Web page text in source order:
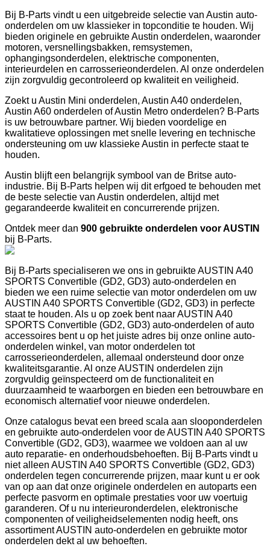
Bij B-Parts vindt u een uitgebreide selectie van Austin auto-
onderdelen om uw klassieker in topconditie te houden. Wij
bieden originele en gebruikte Austin onderdelen, waaronder
motoren, versnellingsbakken, remsystemen,
ophangingsonderdelen, elektrische componenten,
interieurdelen en carrosserieonderdelen. Al onze onderdelen
zijn zorgvuldig gecontroleerd op kwaliteit en veiligheid.
Zoekt u Austin Mini onderdelen, Austin A40 onderdelen,
Austin A60 onderdelen of Austin Metro onderdelen? B-Parts
is uw betrouwbare partner. Wij bieden voordelige en
kwalitatieve oplossingen met snelle levering en technische
ondersteuning om uw klassieke Austin in perfecte staat te
houden.
Austin blijft een belangrijk symbool van de Britse auto-
industrie. Bij B-Parts helpen wij dit erfgoed te behouden met
de beste selectie van Austin onderdelen, altijd met
gegarandeerde kwaliteit en concurrerende prijzen.
Ontdek meer dan 900 gebruikte onderdelen voor AUSTIN
bij B-Parts.
Bij B-Parts specialiseren we ons in gebruikte AUSTIN A40
SPORTS Convertible (GD2, GD3) auto-onderdelen en
bieden we een ruime selectie van motor onderdelen om uw
AUSTIN A40 SPORTS Convertible (GD2, GD3) in perfecte
staat te houden. Als u op zoek bent naar AUSTIN A40
SPORTS Convertible (GD2, GD3) auto-onderdelen of auto
accessoires bent u op het juiste adres bij onze online auto-
onderdelen winkel, van motor onderdelen tot
carrosserieonderdelen, allemaal ondersteund door onze
kwaliteitsgarantie. Al onze AUSTIN onderdelen zijn
zorgvuldig geïnspecteerd om de functionaliteit en
duurzaamheid te waarborgen en bieden een betrouwbare en
economisch alternatief voor nieuwe onderdelen.
Onze catalogus bevat een breed scala aan slooponderdelen
en gebruikte auto-onderdelen voor de AUSTIN A40 SPORTS
Convertible (GD2, GD3), waarmee we voldoen aan al uw
auto reparatie- en onderhoudsbehoeften. Bij B-Parts vindt u
niet alleen AUSTIN A40 SPORTS Convertible (GD2, GD3)
onderdelen tegen concurrerende prijzen, maar kunt u er ook
van op aan dat onze originele onderdelen en autoparts een
perfecte pasvorm en optimale prestaties voor uw voertuig
garanderen. Of u nu interieuronderdelen, elektronische
componenten of veiligheidselementen nodig heeft, ons
assortiment AUSTIN auto-onderdelen en gebruikte motor
onderdelen dekt al uw behoeften.